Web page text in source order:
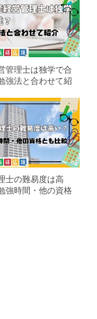
管理士は独学で合
強法と合わせて紹
士の難易度は高
強時間・他の資格